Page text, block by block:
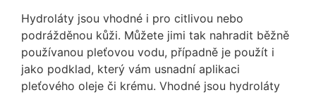
Hydroláty jsou vhodné i pro citlivou nebo
podrážděnou kůži. Můžete jimi tak nahradit běžně
používanou pleťovou vodu, případně je použít i
jako podklad, který vám usnadní aplikaci
pleťového oleje či krému. Vhodné jsou hydroláty